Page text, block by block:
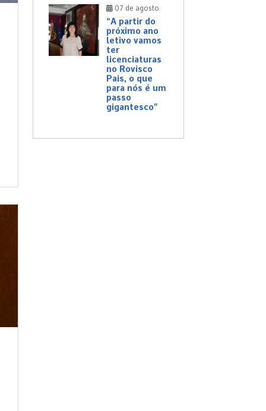
07 de agosto
“A partir do
próximo ano
letivo vamos
ter
licenciaturas
no Rovisco
Pais, o que
para nós é um
passo
gigantesco”